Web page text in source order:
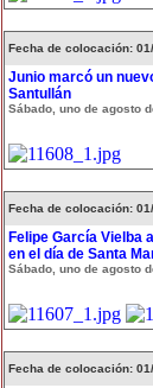
Fecha de colocación:
Junio marcó un
Santullán
Sábado, uno de agosto
Fecha de colocación:
Felipe García Vielba
en el día de Santa
Sábado, uno de agosto
Fecha de colocación: